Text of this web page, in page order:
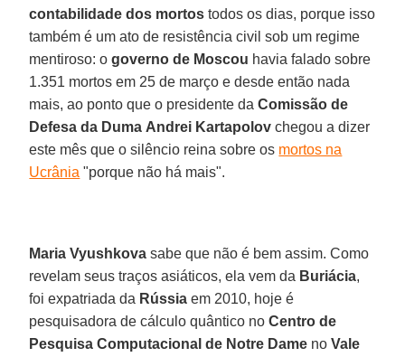
contabilidade dos mortos todos os dias, porque isso
também é um ato de resistência civil sob um regime
mentiroso: ogoverno de Moscou havia falado sobre
1.351 mortos em 25 de março e desde então nada
mais, ao ponto que o presidente daComissão de
Defesa da Duma Andrei Kartapolov chegou a dizer
este mês que o silêncio reina sobre os mortos na
Ucrânia "porque não há mais".
Maria Vyushkova sabe que não é bem assim. Como
revelam seus traços asiáticos, ela vem da Buriácia,
foi expatriada da Rússia em 2010, hoje é
pesquisadora de cálculo quântico noCentro de
Pesquisa Computacional de Notre Dame noVale